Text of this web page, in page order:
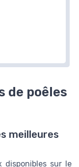
de poêles
meilleures
disponibles sur le